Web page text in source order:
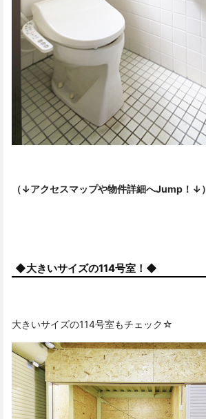
（↓アクセスマップや物件詳細へJump！↓）
◆大きいサイズの114号室！◆
大きいサイズの114号室もチェック☆